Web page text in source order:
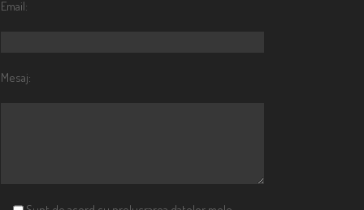
Email:
Mesaj: